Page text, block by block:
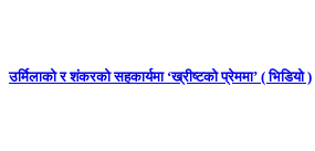
उर्मिलाको र शंकरको सहकार्यमा ‘ख्रीष्टको प्रेममा’ ( भिडियो )